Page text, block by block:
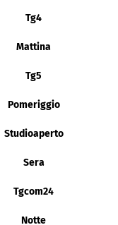
Tg4
Mattina
Tg5
Pomeriggio
Studioaperto
Sera
Tgcom24
Notte